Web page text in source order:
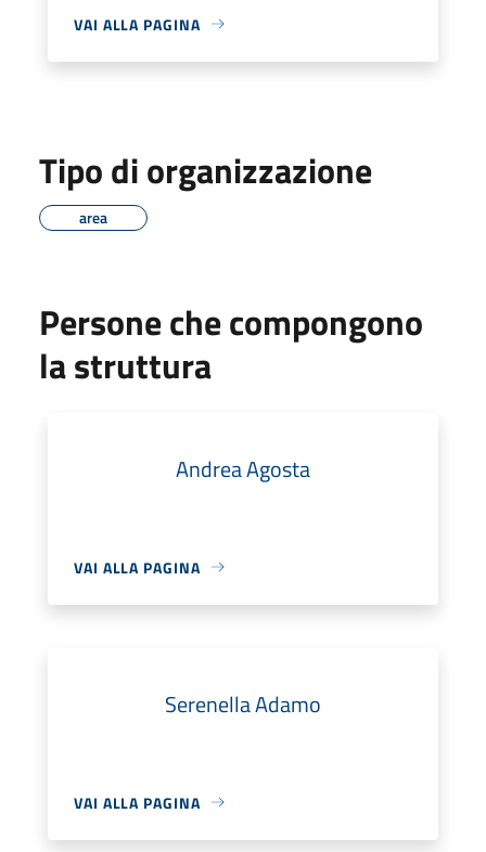
VAI ALLA PAGINA
Tipo di organizzazione
area
Persone che compongono
la struttura
Andrea Agosta
VAI ALLA PAGINA
Serenella Adamo
VAI ALLA PAGINA